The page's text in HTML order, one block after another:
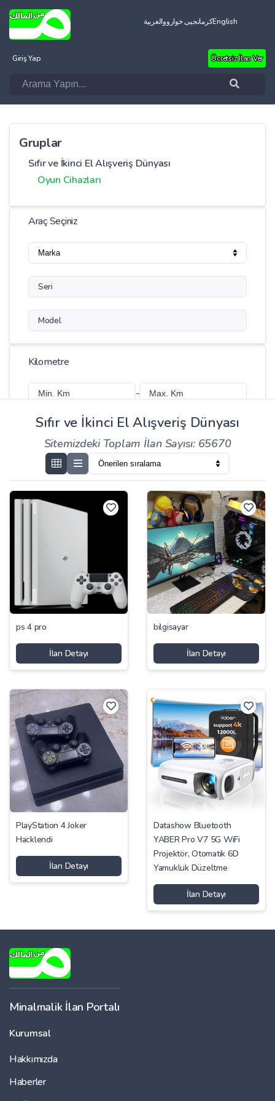
العربيةکرمانجیی خوارووEnglish
Giriş Yap Ücretsiz İlan Ver
Gruplar
Sıfır ve İkinci El Alışveriş Dünyası
Oyun Cihazları
Araç Seçiniz
Seri
Model
Kilometre
-
Fiyat
-
Sıfır ve İkinci El Alışveriş Dünyası
Sitemizdeki Toplam İlan Sayısı: 65670
ps 4 pro
İlan Detayı
bilgisayar
İlan Detayı
PlayStation 4 Joker
Hacklendi
İlan Detayı
Datashow Bluetooth
YABER Pro V7 5G WiFi
Projektör, Otomatik 6D
Yamukluk Düzeltme
İlan Detayı
Minalmalik İlan Portalı
Kurumsal
Hakkımızda
Haberler